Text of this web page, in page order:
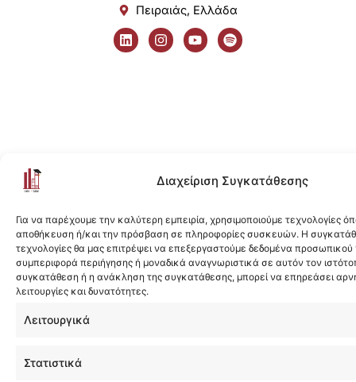
Διαχείριση Συγκατάθεσης
Για να παρέχουμε την καλύτερη εμπειρία, χρησιμοποιούμε τεχνολογίες
αποθήκευση ή/και την πρόσβαση σε πληροφορίες συσκευών. Η
τεχνολογίες θα μας επιτρέψει να επεξεργαστούμε δεδομένα
συμπεριφορά περιήγησης ή μοναδικά αναγνωριστικά σε αυτόν τον
συγκατάθεση ή η ανάκληση της συγκατάθεσης, μπορεί να επηρεάσει
λειτουργίες και δυνατότητες.
Λειτουργικά
Στατιστικά
Πειραιάς, Ελλάδα
L
i
n
I
n
s
Y
o
u
S
p
o